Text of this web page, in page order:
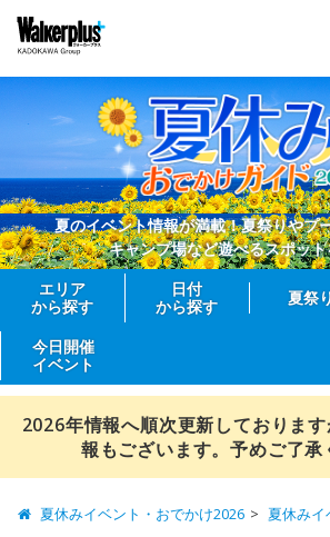
夏のイベント情報が満載！夏祭りやプ
キャンプ場など遊べるスポッ
エリア
から探す
日付
から探す
夏祭
今日開催
イベント
2026年情報へ順次更新しておりま
報もございます。予めご了承
夏休みイベント・おでかけ2026 夏休み